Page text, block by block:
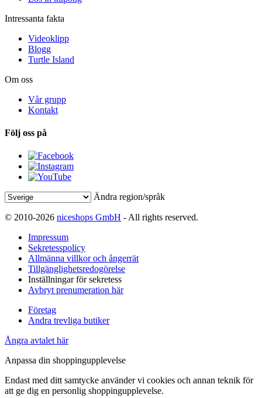
Intressanta fakta
Videoklipp
Blogg
Turtle Island
Om oss
Vår grupp
Kontakt
Följ oss på
Ändra region/språk
© 2010-2026 niceshops GmbH - All rights reserved.
Impressum
Sekretesspolicy
Allmänna villkor och ångerrät
Tillgänglighetsredogörelse
Inställningar för sekretess
Avbryt prenumeration här
Företag
Andra trevliga butiker
Ångra avtalet här
Anpassa din shoppingupplevelse
Endast med ditt samtycke använder vi cookies och annan teknik för
att ge dig en personlig shoppingupplevelse.